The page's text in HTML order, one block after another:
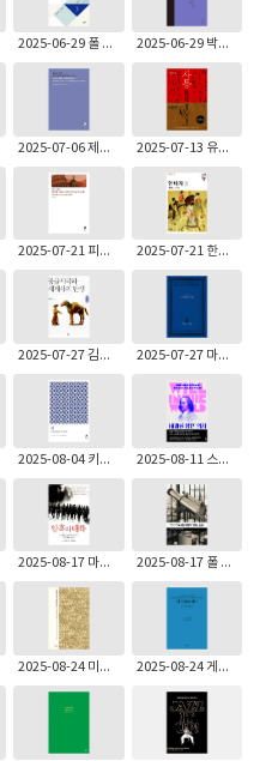
2025-06-29 폴 틸리히: 조직신학 3 - 생명과 영, 역사와 하나님 나라 2025-06-29 박상륭: 죽음의 한 연구
2025-07-06 제럴드 오콜린스: 우리는 부활한 예수를 증언한다 2025-07-13 유지기: 사통
2025-07-21 피터 브라운: 마침내 그들이 로마를 바꾸어 갈 때 2025-07-21 한비자: 한비자 2
2025-07-27 김호동: 몽골제국과 세계사의 탄생 2025-07-27 마르틴 루터: 소교리문답·해설
2025-08-04 키스 워드: 신, 우주와 인류의 궁극적 의미 2025-08-11 스티븐 그린블랫: 세계를 향한 의지
2025-08-17 마크 마조워: 암흑의 대륙 2025-08-17 폴 가이어: 칸트의 『도덕형이상학 정초』 입문
2025-08-24 미조구치 유조, 마루야마 마쓰유키, 이케다 도모히사: 중국사상문화사전 2025-08-24 게오르그 빌헬름 프리드리히 헤겔: 엔치클로페디 ─ 제1부 논리의 학